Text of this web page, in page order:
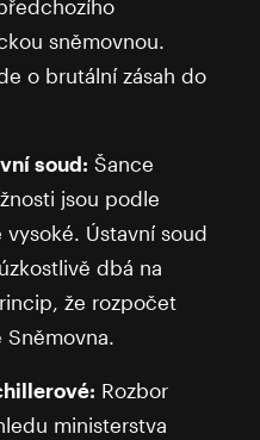
sněmovnou.
o brutální zásah do
soud: Šance
jsou podle
Ústavní soud
dbá na
že rozpočet
Sněmovna.
Rozbor
ministerstva